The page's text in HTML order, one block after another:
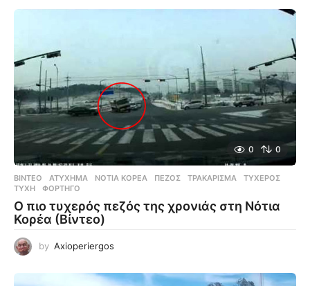
0 0
ΒΊΝΤΕΟ ΑΤΎΧΗΜΑ ,ΝΌΤΙΑ ΚΟΡΈΑ ,ΠΕΖΌΣ ,ΤΡΑΚΆΡΙΣΜΑ ,ΤΥΧΕΡΌΣ
ΤΎΧΗ
,ΦΟΡΤΗΓΌ
Ο πιο τυχερός πεζός της χρονιάς στη Νότια
Κορέα (Βίντεο)
by Axioperiergos